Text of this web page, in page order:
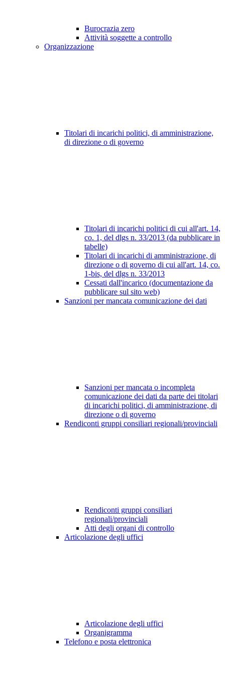
Burocrazia zero
Attività soggette a controllo
Organizzazione
Titolari di incarichi politici, di amministrazione,
di direzione o di governo
Titolari di incarichi politici di cui all'art. 14,
co. 1, del dlgs n. 33/2013 (da pubblicare in
tabelle)
Titolari di incarichi di amministrazione, di
direzione o di governo di cui all'art. 14, co.
1-bis, del dlgs n. 33/2013
Cessati dall'incarico (documentazione da
pubblicare sul sito web)
Sanzioni per mancata comunicazione dei dati
Sanzioni per mancata o incompleta
comunicazione dei dati da parte dei titolari
di incarichi politici, di amministrazione, di
direzione o di governo
Rendiconti gruppi consiliari regionali/provinciali
Rendiconti gruppi consiliari
regionali/provinciali
Atti degli organi di controllo
Articolazione degli uffici
Articolazione degli uffici
Organigramma
Telefono e posta elettronica